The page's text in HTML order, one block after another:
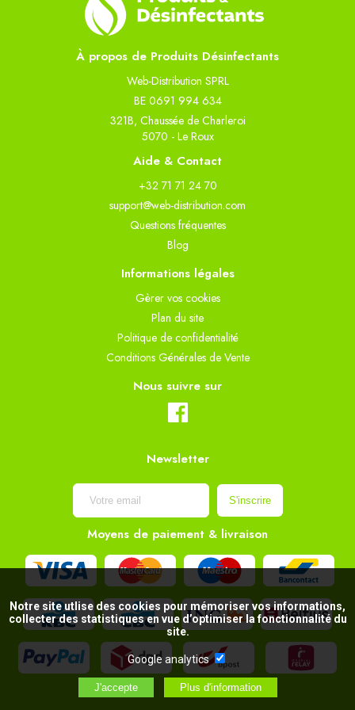
À propos de Produits Désinfectants
Web-Distribution SPRL
BE 0691 994 634
321B, Chaussée de Charleroi
5070 - Le Roux
Aide & Contact
+32 71 71 24 70
support@web-distribution.com
Questions fréquentes
Blog
Informations légales
Gèrer vos cookies
Plan du site
Politique de confidentialité
Conditions Générales de Vente
Nous suivre sur
Newsletter
Moyens de paiement & livraison
Notre site utlise des cookies pour mémoriser vos informations,
collecter des statistiques en vue d’optimiser la fonctionnalité du
site.
Google analytics